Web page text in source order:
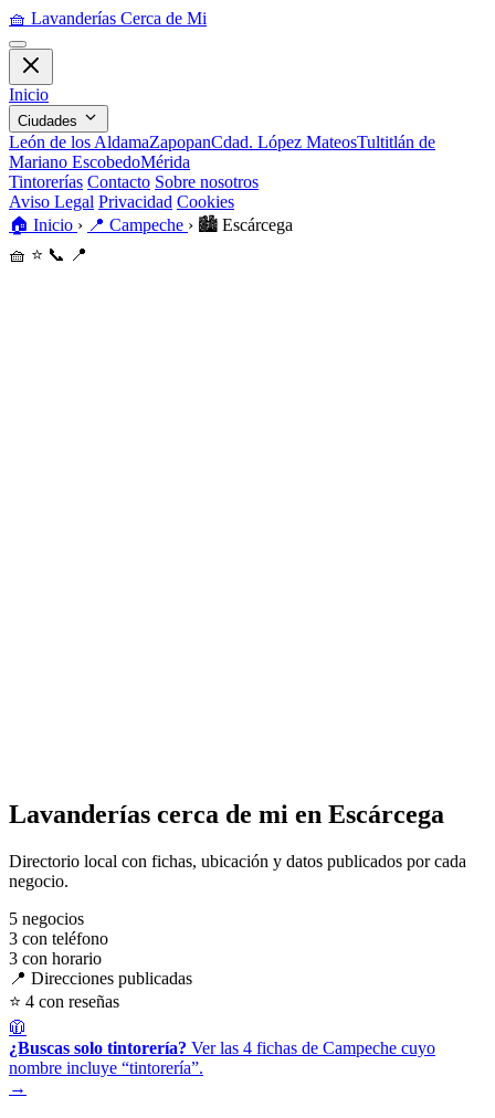
🧺 Lavanderías Cerca de Mi
Inicio
Ciudades
León de los AldamaZapopanCdad. López MateosTultitlán de
Mariano EscobedoMérida
Tintorerías Contacto Sobre nosotros
Aviso Legal Privacidad Cookies
🏠 Inicio › 📍 Campeche › 🏙️ Escárcega
🧺 ⭐ 📞 📍
Lavanderías cerca de mi en Escárcega
Directorio local con fichas, ubicación y datos publicados por cada
negocio.
5 negocios
3 con teléfono
3 con horario
📍 Direcciones publicadas
⭐ 4 con reseñas
🧥
¿Buscas solo tintorería? Ver las 4 fichas de Campeche cuyo
nombre incluye “tintorería”.
→